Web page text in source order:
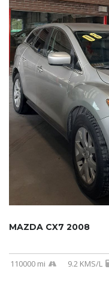
MAZDA CX7 2008
110000 mi 9.2 KMS/L